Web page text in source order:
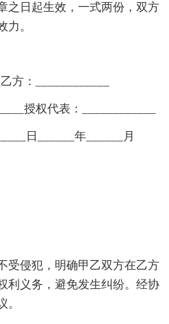
之日起生效，一式两份，双方
力。
方：____________
授权代表：____________
日______年______月
受侵犯，明确甲乙双方在乙方
利义务，避免发生纠纷。经协